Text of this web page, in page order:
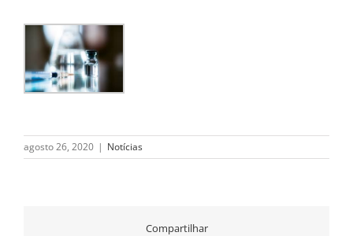
agosto 26, 2020 | Notícias
Compartilhar